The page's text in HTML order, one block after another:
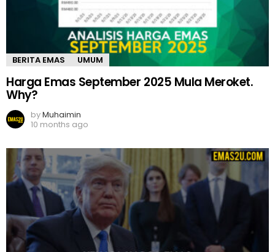
BERITA EMAS UMUM
Harga Emas September 2025 Mula Meroket.
Why?
byMuhaimin
10 months ago